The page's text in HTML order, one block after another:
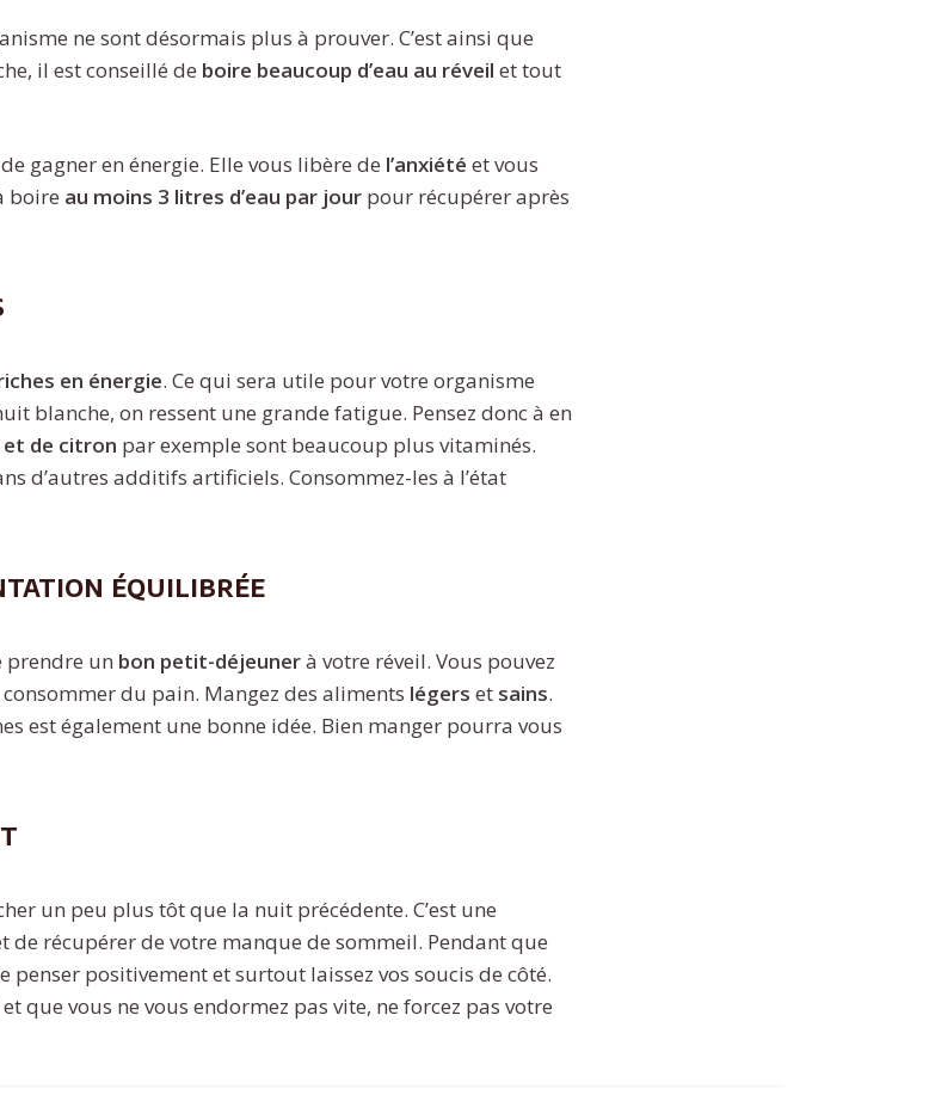
ne sont désormais plus à prouver. C’est ainsi que
il est conseillé de boire beaucoup d’eau au réveil et tout
gagner en énergie. Elle vous libère de l’anxiété et vous
boire au moins 3 litres d’eau par jour pour récupérer après
en énergie. Ce qui sera utile pour votre organisme
blanche, on ressent une grande fatigue. Pensez donc à en
et de citron par exemple sont beaucoup plus vitaminés.
d’autres additifs artificiels. Consommez-les à l’état
équilibrée
prendre un bon petit-déjeunerà votre réveil. Vous pouvez
du pain. Mangez des aliments légers et sains.
est également une bonne idée. Bien manger pourra vous
un peu plus tôt que la nuit précédente. C’est une
récupérer de votre manque de sommeil. Pendant que
penser positivement et surtout laissez vos soucis de côté.
que vous ne vous endormez pas vite, ne forcez pas votre